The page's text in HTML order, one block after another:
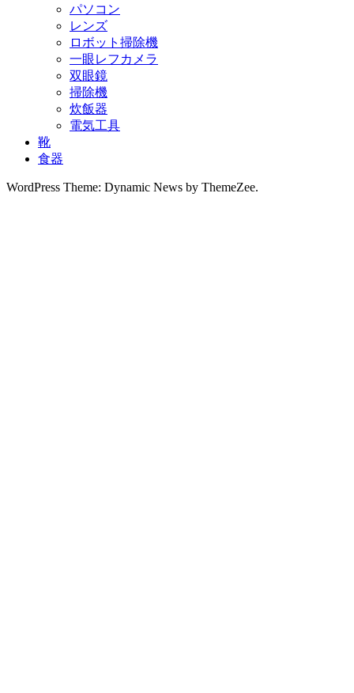
パソコン
レンズ
ロボット掃除機
一眼レフカメラ
双眼鏡
掃除機
炊飯器
電気工具
靴
食器
WordPress Theme: Dynamic News by ThemeZee.